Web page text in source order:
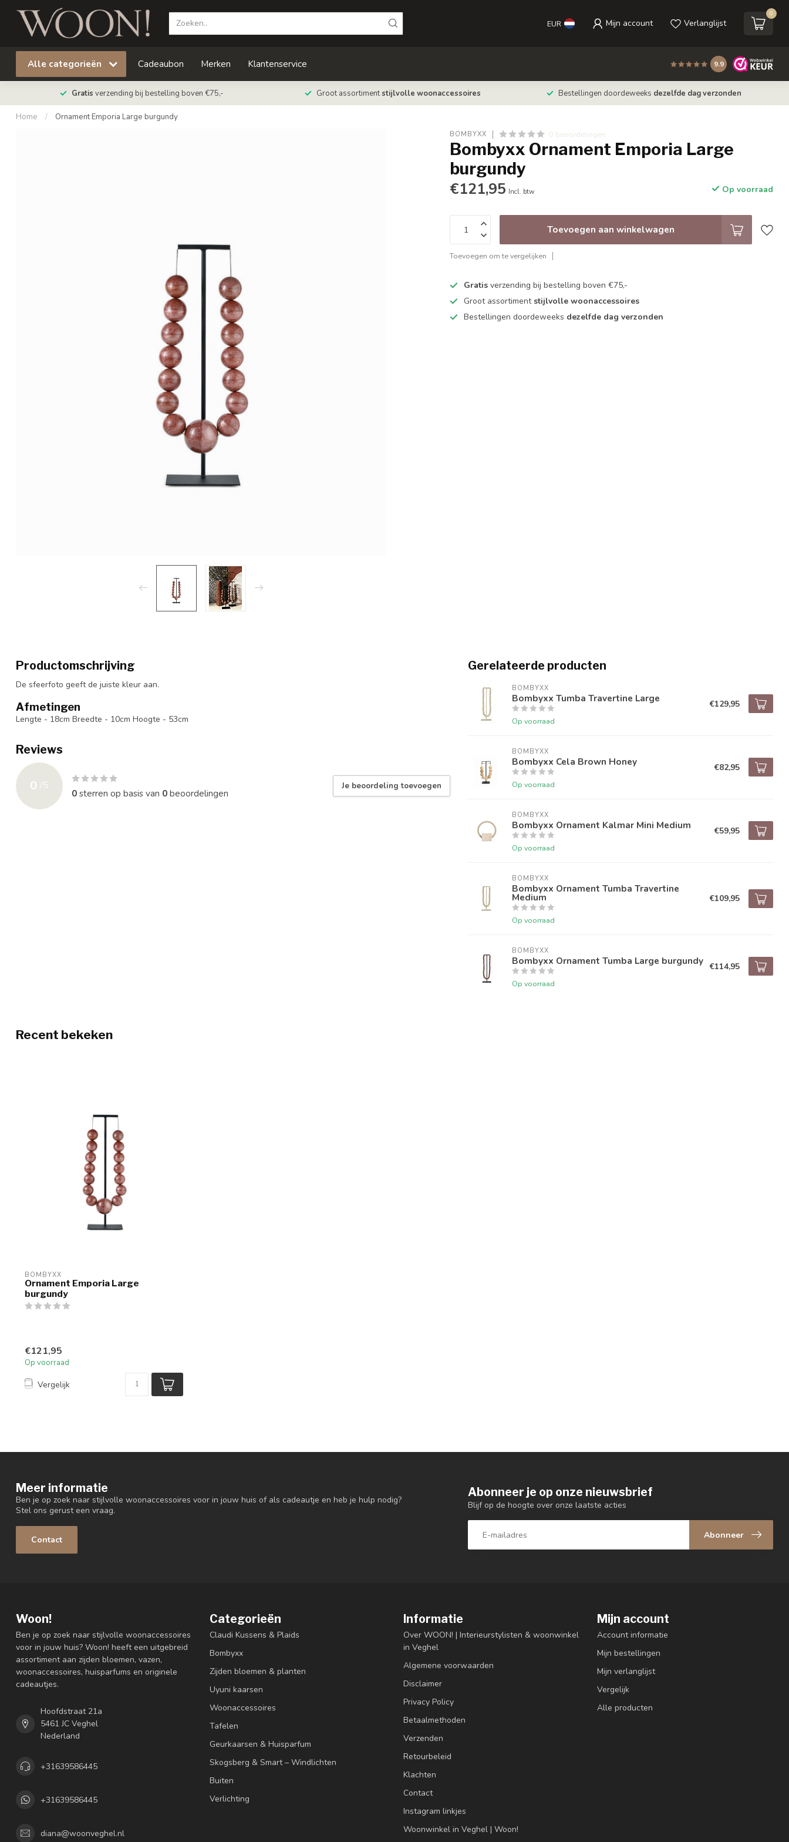
EUR Mijn account Verlanglijst
0
Alle categorieën Cadeaubon Merken Klantenservice 9.9
Gratis verzending bij bestelling boven €75,- Groot assortimentstijlvolle woonaccessoires Bestellingen doordeweeks dezelfde dag verzonden
Home / Ornament Emporia Large burgundy
BOMBYXX 0 beoordelingen
Bombyxx Ornament Emporia Large
burgundy
€121,95 Incl. btw Op voorraad
Toevoegen aan winkelwagen
Toevoegen om te vergelijken
Gratis verzending bij bestelling boven €75,-
Groot assortiment stijlvolle woonaccessoires
Bestellingen doordeweeks dezelfde dag verzonden
Productomschrijving
De sfeerfoto geeft de juiste kleur aan.
Afmetingen
Lengte - 18cm Breedte - 10cm Hoogte - 53cm
Reviews
0 /5
0sterren op basis van 0beoordelingen
Je beoordeling toevoegen
Gerelateerde producten
BOMBYXX
Bombyxx Tumba Travertine Large
Op voorraad
€129,95
BOMBYXX
Bombyxx Cela Brown Honey
Op voorraad
€82,95
BOMBYXX
Bombyxx Ornament Kalmar Mini Medium
Op voorraad
€59,95
BOMBYXX
Bombyxx Ornament Tumba Travertine
Medium
Op voorraad
€109,95
BOMBYXX
Bombyxx Ornament Tumba Large burgundy
Op voorraad
€114,95
Recent bekeken
BOMBYXX
Ornament Emporia Large
burgundy
€121,95
Op voorraad
Vergelijk
Meer informatie
Ben je op zoek naar stijlvolle woonaccessoires voor in jouw huis of als cadeautje en heb je hulp nodig?
Stel ons gerust een vraag.
Contact
Abonneer je op onze nieuwsbrief
Blijf op de hoogte over onze laatste acties
Abonneer
Woon!
Ben je op zoek naar stijlvolle woonaccessoires
voor in jouw huis? Woon! heeft een uitgebreid
assortiment aan zijden bloemen, vazen,
woonaccessoires, huisparfums en originele
cadeautjes.
Hoofdstraat 21a
5461 JC Veghel
Nederland
+31639586445
+31639586445
diana@woonveghel.nl
Categorieën
Claudi Kussens & Plaids
Bombyxx
Zijden bloemen & planten
Uyuni kaarsen
Woonaccessoires
Tafelen
Geurkaarsen & Huisparfum
Skogsberg & Smart – Windlichten
Buiten
Verlichting
Informatie
Over WOON! | Interieurstylisten & woonwinkel
in Veghel
Algemene voorwaarden
Disclaimer
Privacy Policy
Betaalmethoden
Verzenden
Retourbeleid
Klachten
Contact
Instagram linkjes
Woonwinkel in Veghel | Woon!
Mijn account
Account informatie
Mijn bestellingen
Mijn verlanglijst
Vergelijk
Alle producten